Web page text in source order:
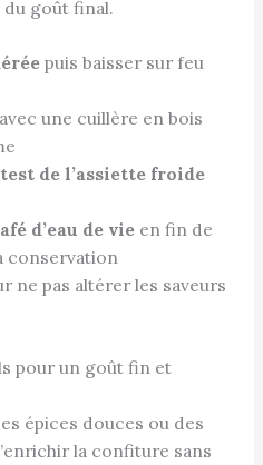
du goût final.
puis baisser sur feu
une cuillère en bois
de l’assiette froide
d’eau de vieen fin de
conservation
ne pas altérer les saveurs
pour un goût fin et
épices douces ou des
la confiture sans